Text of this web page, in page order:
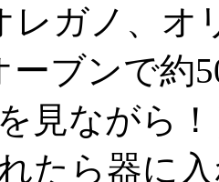
レガノ、オ
ブンで約
見ながら
たら器に